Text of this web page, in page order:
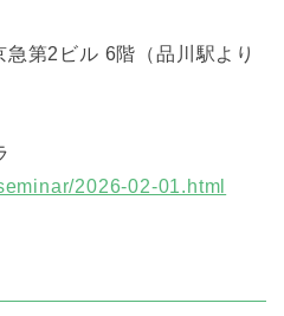
第2ビル 6階（品川駅より
2026-02-01.html